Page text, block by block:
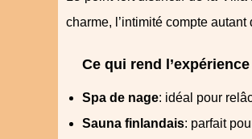
charme, l’intimité compte
Ce qui rend
Spa de nage: idéal pour
Sauna finlandais: parfait